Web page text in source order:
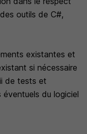
outils de C#,
existantes et
si nécessaire
de tests et
du logiciel